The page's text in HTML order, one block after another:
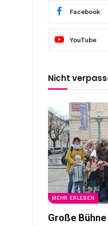
Facebook
YouTube
Nicht
MEHR ERLEBEN
Große